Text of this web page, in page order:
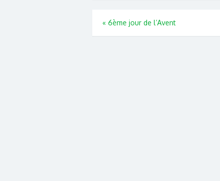
« 6ème jour de l’Avent